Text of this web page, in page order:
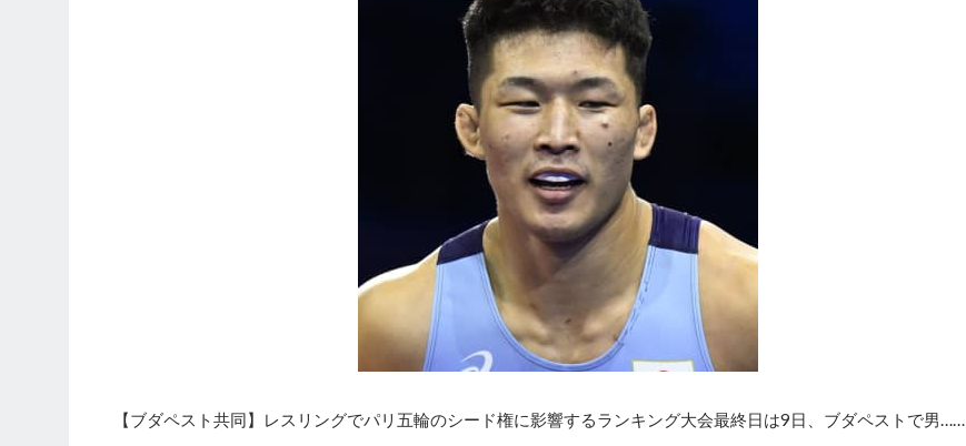
【ブダペスト共同】レスリングでパリ五輪のシード権に影響するランキング大会最終日は9日、ブダペストで男……